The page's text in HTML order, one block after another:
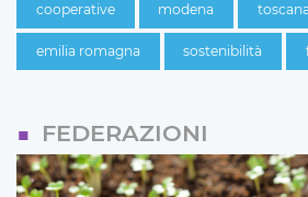
cooperative modena toscana
emilia romagna sostenibilità
FEDERAZIONI